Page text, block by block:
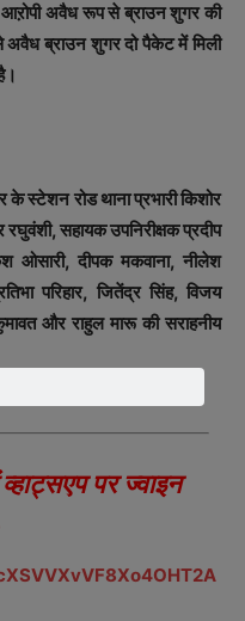
आऱोपी अवैध रूप से ब्राउन शुगर की
अवैध ब्राउन शुगर दो पैकेट में मिली
के स्टेशन रोड थाना प्रभारी किशोर
रघुवंशी, सहायक उपनिरीक्षक प्रदीप
ओसारी, दीपक मकवाना, नीलेश
परिहार, जितेंद्र सिंह, विजय
और राहुल मारू की सराहनीय
पर ज्वाइन